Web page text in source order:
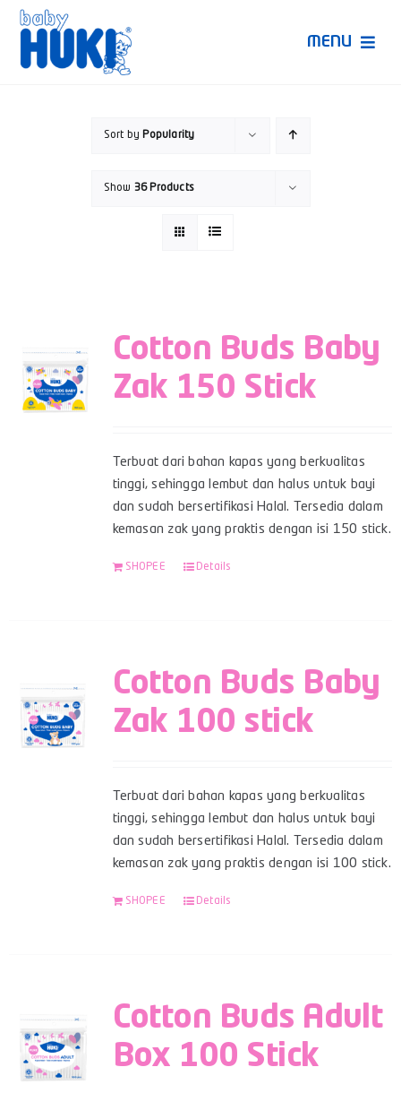
Skip
content
MENU
Sort by Popularity
Show 36 Products
Cotton Buds Baby
Zak 150 Stick
Terbuat dari bahan kapas yang berkualitas
tinggi, sehingga lembut dan halus untuk bayi
dan sudah bersertifikasi Halal. Tersedia dalam
kemasan zak yang praktis dengan isi 150 stick.
SHOPEE Details
Cotton Buds Baby
Zak 100 stick
Terbuat dari bahan kapas yang berkualitas
tinggi, sehingga lembut dan halus untuk bayi
dan sudah bersertifikasi Halal. Tersedia dalam
kemasan zak yang praktis dengan isi 100 stick.
SHOPEE Details
Cotton Buds Adult
Box 100 Stick